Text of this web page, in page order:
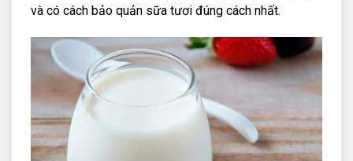
và có cách bảo quản sữa tươi đúng cách nhất.